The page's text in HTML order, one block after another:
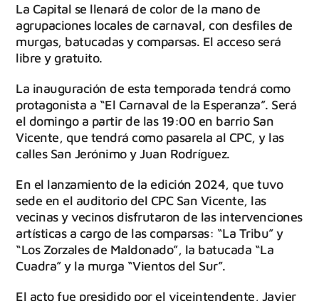
La Capital se llenará de color de la mano de
agrupaciones locales de carnaval, con desfiles de
murgas, batucadas y comparsas. El acceso será
libre y gratuito.
La inauguración de esta temporada tendrá como
protagonista a “El Carnaval de la Esperanza”. Será
el domingo a partir de las 19:00 en barrio San
Vicente, que tendrá como pasarela al CPC, y las
calles San Jerónimo y Juan Rodríguez.
En el lanzamiento de la edición 2024, que tuvo
sede en el auditorio del CPC San Vicente, las
vecinas y vecinos disfrutaron de las intervenciones
artísticas a cargo de las comparsas: “La Tribu” y
“Los Zorzales de Maldonado”, la batucada “La
Cuadra” y la murga “Vientos del Sur”.
El acto fue presidido por el viceintendente, Javier